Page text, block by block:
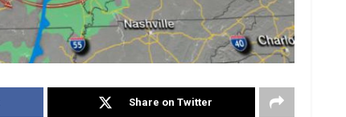
Share on Twitter